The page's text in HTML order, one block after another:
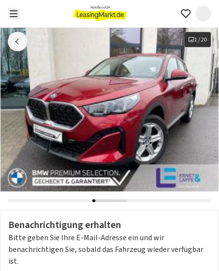
1/20
Benachrichtigung erhalten
Bitte geben Sie Ihre E-Mail-Adresse ein und wir
benachrichtigen Sie, sobald das Fahrzeug wieder verfügbar
ist.